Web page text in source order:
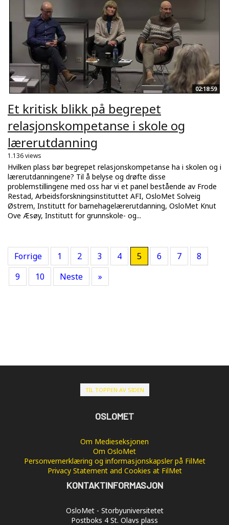
02:18:59
Et kritisk blikk på begrepet
relasjonskompetanse i skole og
lærerutdanning
1.136 views
Hvilken plass bør begrepet relasjonskompetanse ha i skolen og i
lærerutdanningene? Til å belyse og drøfte disse
problemstillingene med oss har vi et panel bestående av Frode
Restad, Arbeidsforskningsinstituttet AFI, OsloMet Solveig
Østrem, Institutt for barnehagelærerutdanning, OsloMet Knut
Ove Æsøy, Institutt for grunnskole- og...
Forrige 1 2 3 4 5 6 7
8
9
10 Neste »
TIL TOPPEN AV SIDEN
OSLOMET
Om Medieseksjonen
Om OsloMet
Personvernerklæring og informasjonskapsler på FilMet
Privacy Statement and Cookies at FilMet
KONTAKTINFORMASJON
OsloMet - Storbyuniversitetet
Postboks 4 St. Olavs plass